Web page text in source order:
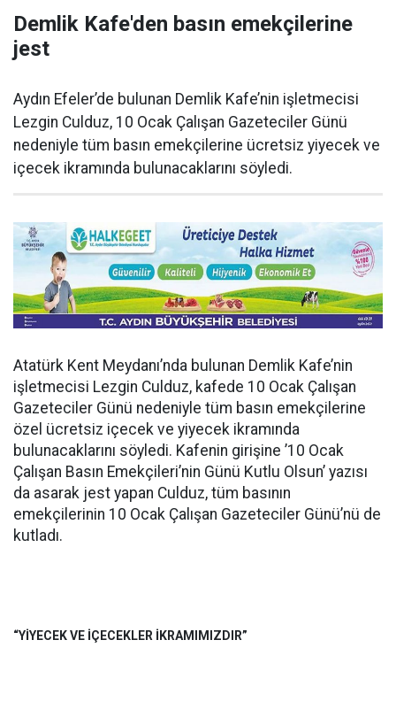
Demlik Kafe'den basın emekçilerine
jest
Aydın Efeler’de bulunan Demlik Kafe’nin işletmecisi
Lezgin Culduz, 10 Ocak Çalışan Gazeteciler Günü
nedeniyle tüm basın emekçilerine ücretsiz yiyecek ve
içecek ikramında bulunacaklarını söyledi.
Atatürk Kent Meydanı’nda bulunan Demlik Kafe’nin
işletmecisi Lezgin Culduz, kafede 10 Ocak Çalışan
Gazeteciler Günü nedeniyle tüm basın emekçilerine
özel ücretsiz içecek ve yiyecek ikramında
bulunacaklarını söyledi. Kafenin girişine ’10 Ocak
Çalışan Basın Emekçileri’nin Günü Kutlu Olsun’ yazısı
da asarak jest yapan Culduz, tüm basının
emekçilerinin 10 Ocak Çalışan Gazeteciler Günü’nü de
kutladı.
“YİYECEK VE İÇECEKLER İKRAMIMIZDIR”